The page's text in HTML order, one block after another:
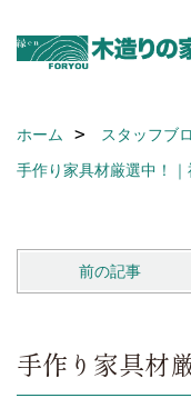
ホーム
スタッフブ
手作り家具材厳選中！
前の記事
手作り家具材